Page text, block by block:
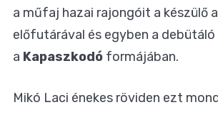
a műfaj hazai rajongóit a készülő
előfutárával és egyben a
a Kapaszkodó formájában.
Mikó Laci énekes röviden ezt